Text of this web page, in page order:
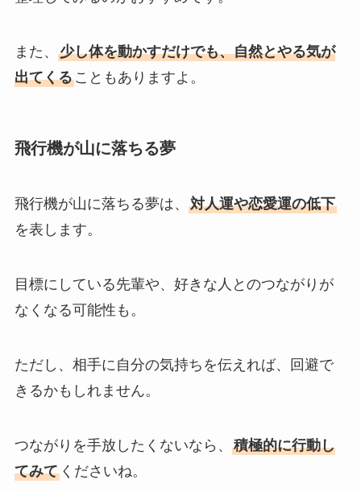
また、 少し体を動かすだけでも、自然とやる気が
出てくることもありますよ。
飛行機が山に落ちる夢
飛行機が山に落ちる夢は、 対人運や恋愛運の低下
を表します。
目標にしている先輩や、好きな人とのつながりが
なくなる可能性も。
ただし、相手に自分の気持ちを伝えれば、回避で
きるかもしれません。
つながりを手放したくないなら、 積極的に行動し
てみてくださいね。